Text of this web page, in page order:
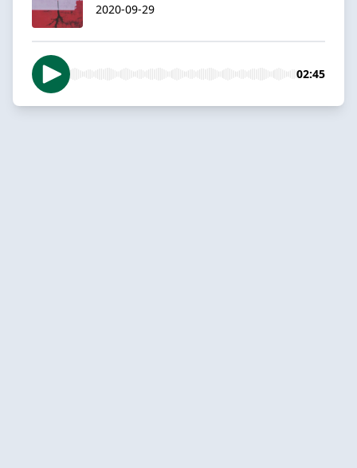
2020-09-29
02:45